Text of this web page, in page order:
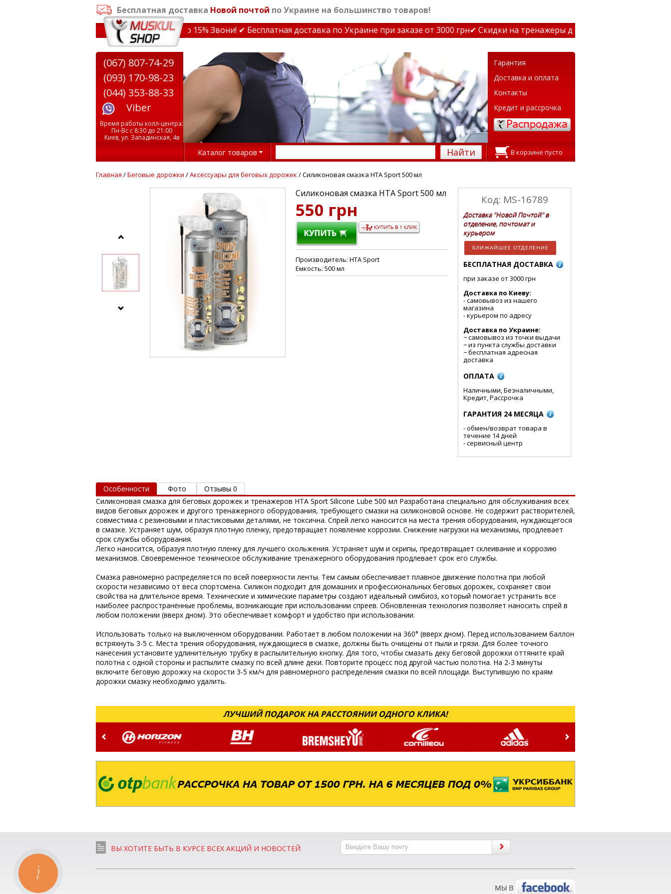
Бесплатная доставка Новой почтой по Украине на большинство товаров!
✔ Скидки на тренажеры до 15% Звони! ✔ Бесплатная доставка по Украине при заказе от 3000 грн✔ Скидки на тренажеры до 15% Звони! ✔ Бесплатная
Гарантия
Доставка и оплата
Контакты
Кредит и рассрочка
(067) 807-74-29
(093) 170-98-23
(044) 353-88-33
Viber
Время работы колл-центра:
Пн-Вс с 8:30 до 21:00
Киев, ул. Западинская, 4в
Каталог товаров Найти В корзине пусто
Главная /Беговые дорожки /Аксессуары для беговых дорожек / Силиконовая смазка HTA Sport 500 мл
Силиконовая смазка HTA Sport 500 мл
550 грн
Производитель: HTA Sport
Емкость: 500 мл
Код: MS-16789
Доставка "Новой Почтой" в
отделение, почтомат и
курьером
БЛИЖАЙШЕЕ ОТДЕЛЕНИЕ
БЕСПЛАТНАЯ ДОСТАВКА
при заказе от 3000 грн
Доставка по Киеву:
- cамовывоз из нашего
магазина
- курьером по адресу
Доставка по Украине:
− самовывоз из точки выдачи
− из пункта службы доставки
− бесплатная адресная
доставка
ОПЛАТА
Наличными, Безналичными,
Кредит, Рассрочка
ГАРАНТИЯ 24 МЕСЯЦА
- обмен/возврат товара в
течение 14 дней
- сервисный центр
Особенности Фото
Отзывы 0
Силиконовая смазка для беговых дорожек и тренажеров HTA Sport Silicone Lube 500 мл Разработана специально для обслуживания всех
видов беговых дорожек и другого тренажерного оборудования, требующего смазки на силиконовой основе. Не содержит растворителей,
совместима с резиновыми и пластиковыми деталями, не токсична. Спрей легко наносится на места трения оборудования, нуждающегося
в смазке. Устраняет шум, образуя плотную пленку, предотвращает появление коррозии. Снижение нагрузки на механизмы, продлевает
срок службы оборудования.
Легко наносится, образуя плотную пленку для лучшего скольжения. Устраняет шум и скрипы, предотвращает склеивание и коррозию
механизмов. Своевременное техническое обслуживание тренажерного оборудования продлевает срок его службы.
Смазка равномерно распределяется по всей поверхности ленты. Тем самым обеспечивает плавное движение полотна при любой
скорости независимо от веса спортсмена. Силикон подходит для домашних и профессиональных беговых дорожек, сохраняет свои
свойства на длительное время. Технические и химические параметры создают идеальный симбиоз, который помогает устранить все
наиболее распространённые проблемы, возникающие при использовании спреев. Обновленная технология позволяет наносить спрей в
любом положении (вверх дном). Это обеспечивает комфорт и удобство при использовании.
Использовать только на выключенном оборудовании. Работает в любом положении на 360° (вверх дном). Перед использованием баллон
встряхнуть 3-5 с. Места трения оборудования, нуждающиеся в смазке, должны быть очищены от пыли и грязи. Для более точного
нанесения установите удлинительную трубку в распылительную кнопку. Для того, чтобы смазать деку беговой дорожки оттяните край
полотна с одной стороны и распылите смазку по всей длине деки. Повторите процесс под другой частью полотна. На 2-3 минуты
включите беговую дорожку на скорости 3-5 км/ч для равномерного распределения смазки по всей площади. Выступившую по краям
дорожки смазку необходимо удалить.
ЛУЧШИЙ ПОДАРОК НА РАССТОЯНИИ ОДНОГО КЛИКА!
ВЫ ХОТИТЕ БЫТЬ В КУРСЕ ВСЕХ АКЦИЙ И НОВОСТЕЙ
КНОПКА
СВЯЗИ